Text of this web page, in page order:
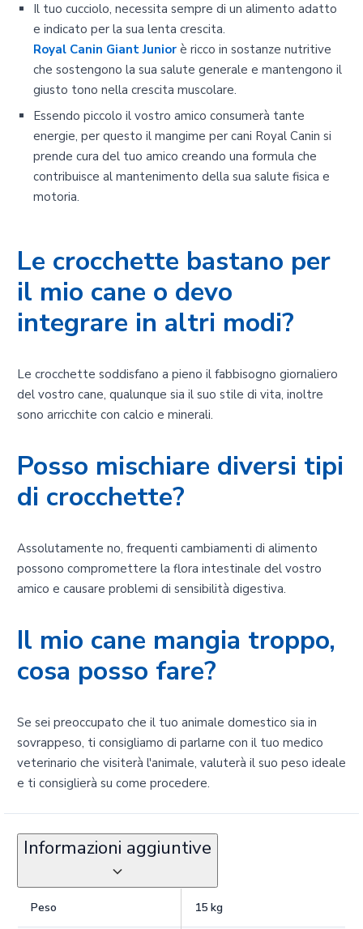
Il tuo cucciolo, necessita sempre di un alimento adatto
e indicato per la sua lenta crescita.
Royal Canin Giant Junior è ricco in sostanze nutritive
che sostengono la sua salute generale e mantengono il
giusto tono nella crescita muscolare.
Essendo piccolo il vostro amico consumerà tante
energie, per questo il mangime per cani Royal Canin si
prende cura del tuo amico creando una formula che
contribuisce al mantenimento della sua salute fisica e
motoria.
Le crocchette bastano per
il mio cane o devo
integrare in altri modi?
Le crocchette soddisfano a pieno il fabbisogno giornaliero
del vostro cane, qualunque sia il suo stile di vita, inoltre
sono arricchite con calcio e minerali.
Posso mischiare diversi tipi
di crocchette?
Assolutamente no, frequenti cambiamenti di alimento
possono compromettere la flora intestinale del vostro
amico e causare problemi di sensibilità digestiva.
Il mio cane mangia troppo,
cosa posso fare?
Se sei preoccupato che il tuo animale domestico sia in
sovrappeso, ti consigliamo di parlarne con il tuo medico
veterinario che visiterà l'animale, valuterà il suo peso ideale
e ti consiglierà su come procedere.
Informazioni aggiuntive
Peso 15 kg